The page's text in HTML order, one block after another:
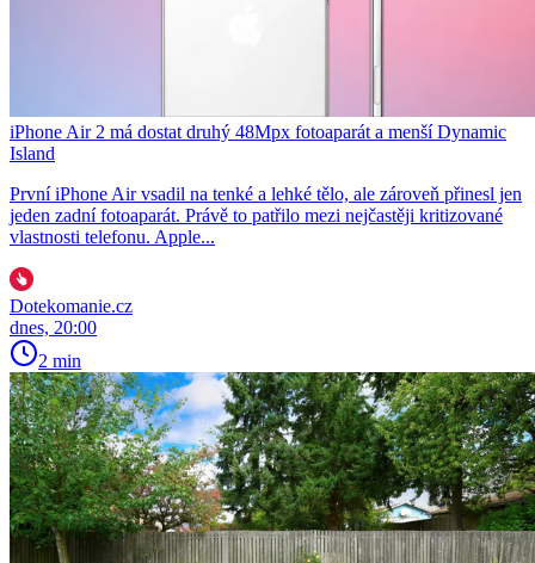
iPhone Air 2 má dostat druhý 48Mpx fotoaparát a menší Dynamic
Island
První iPhone Air vsadil na tenké a lehké tělo, ale zároveň přinesl jen
jeden zadní fotoaparát. Právě to patřilo mezi nejčastěji kritizované
vlastnosti telefonu. Apple...
Dotekomanie.cz
dnes, 20:00
2 min